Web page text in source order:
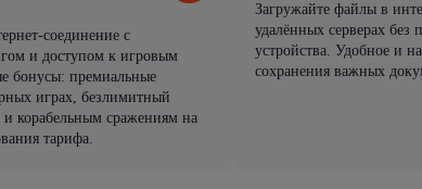
соединение с
и доступом к игровым
бонусы: премиальные
играх, безлимитный
и корабельным сражениям на
тарифа.
Загружайте файлы в
удалённых серверах без
устройства. Удобное и
сохранения важных